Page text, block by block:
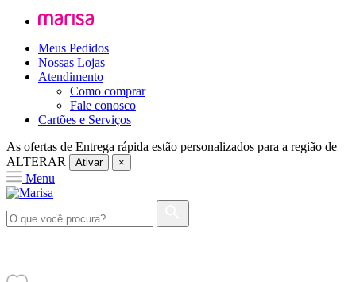
Meus Pedidos
Nossas Lojas
Atendimento
Como comprar
Fale conosco
Cartões e Serviços
As ofertas de Entrega rápida estão personalizados para a região de
ALTERAR
Ativar ×
Menu